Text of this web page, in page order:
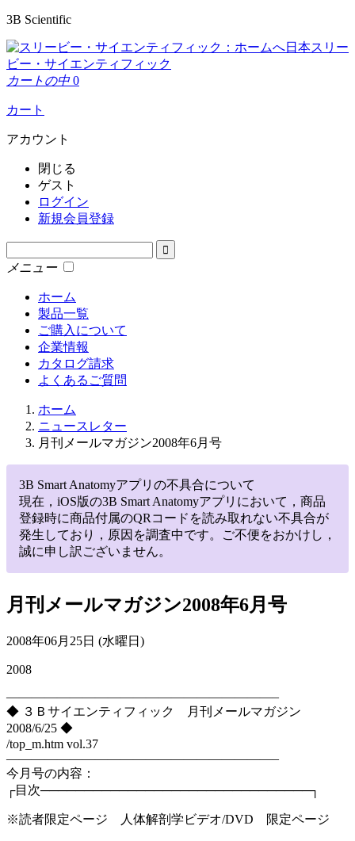
3B Scientific
日本スリー
ビー・サイエンティフィック
カートの中 0
カート
アカウント
閉じる
ゲスト
ログイン
新規会員登録
メニュー
ホーム
製品一覧
ご購入について
企業情報
カタログ請求
よくあるご質問
ホーム
ニュースレター
月刊メールマガジン2008年6月号
3B Smart Anatomyアプリの不具合について
現在，iOS版の3B Smart Anatomyアプリにおいて，商品
登録時に商品付属のQRコードを読み取れない不具合が
発生しており，原因を調査中です。ご不便をおかけし，
誠に申し訳ございません。
月刊メールマガジン2008年6月号
2008年06月25日 (水曜日)
2008
—————————————————————–
◆ ３Ｂサイエンティフィック 月刊メールマガジン
2008/6/25 ◆
/top_m.htm vol.37
—————————————————————–
今月号の内容：
┌目次───────────────────────────────┐
※読者限定ページ 人体解剖学ビデオ/DVD 限定ページ